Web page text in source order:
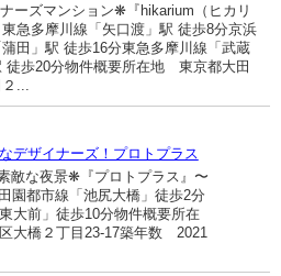
ーズマンション❋『hikarium（ヒカリ
急多摩川線「矢口渡」駅 徒歩8分京浜
田」駅 徒歩16分東急多摩川線「武蔵
徒歩20分物件概要所在地 東京都大田
...
デザイナーズ！プロトプラス
敵な夜景❋『プロトプラス』〜
園都市線「池尻大橋」徒歩2分
大前」徒歩10分物件概要所在
大橋２丁目23-17築年数 2021